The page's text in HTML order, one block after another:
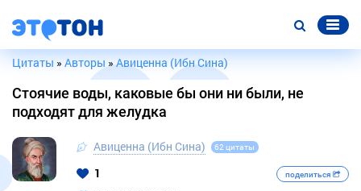
Цитаты » Авторы »Авиценна (Ибн Сина)
Стоячие воды, каковые бы они ни были, не
подходят для желудка
Авиценна (Ибн Сина) 62 цитаты
1 поделиться